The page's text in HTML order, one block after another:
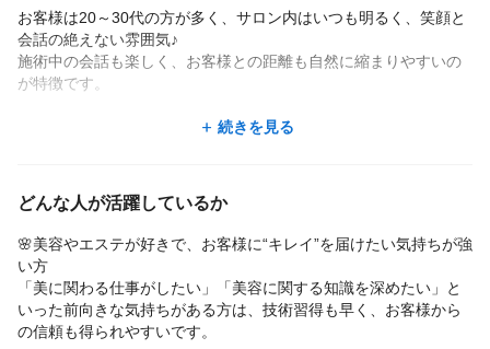
係が築けています。
パートさんのお子さんとプライベートで交流があることも♪
言いたいことを言い合える風通しの良さが、居心地の良い雰囲気
につながっています。
働きやすさでまず感じるのは、お休みの取りやすさです。
す。
フには時短勤務など柔軟な働き方が可能。
実際に、10時〜16時勤務で家庭と両立しているスタッフも活躍中
です♪
■求職者の皆さまへ
お客様は20～30代の方が多く、サロン内はいつも明るく、笑顔と
会話の絶えない雰囲気♪
施術中の会話も楽しく、お客様との距離も自然に縮まりやすいの
が特徴です。
スタッフからも「自分らしく働ける」「毎日が楽しい」という声
ったりの職場です。
続きを見る
どんな人が活躍しているか
🌸美容やエステが好きで、お客様に“キレイ”を届けたい気持ちが強
い方
「美に関わる仕事がしたい」「美容に関する知識を深めたい」と
いった前向きな気持ちがある方は、技術習得も早く、お客様から
の信頼も得られやすいです。